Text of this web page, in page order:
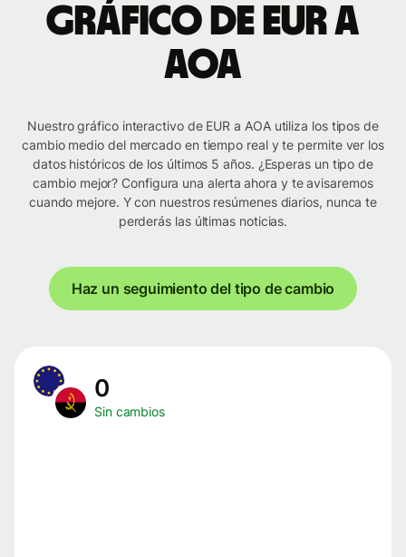
Gráfico de EUR a
AOA
Nuestro gráfico interactivo de EUR a AOA utiliza los tipos de
cambio medio del mercado en tiempo real y te permite ver los
datos históricos de los últimos 5 años. ¿Esperas un tipo de
cambio mejor? Configura una alerta ahora y te avisaremos
cuando mejore. Y con nuestros resúmenes diarios, nunca te
perderás las últimas noticias.
Haz un seguimiento del tipo de cambio
0
Sin cambios